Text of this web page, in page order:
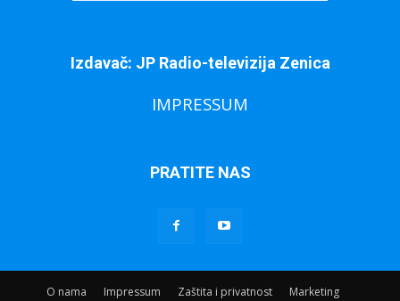
Izdavač: JP Radio-televizija Zenica
IMPRESSUM
PRATITE NAS
O nama Impressum Zaštita i privatnost Marketing